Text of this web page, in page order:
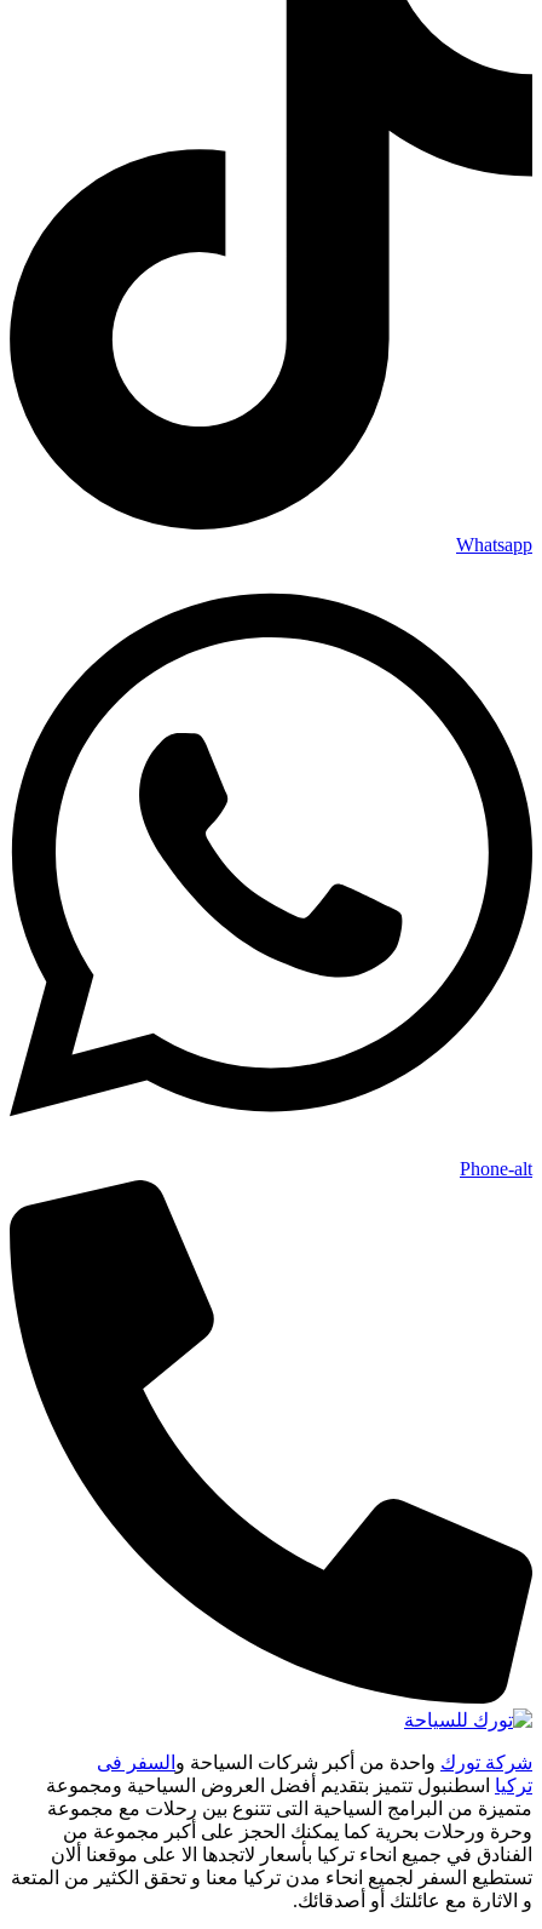
Whatsapp
Phone-alt
شركة تورك واحدة من أكبر شركات السياحة و السفر فى
تركيا اسطنبول تتميز بتقديم أفضل العروض السياحية ومجموعة
متميزة من البرامج السياحية التى تتنوع بين رحلات مع مجموعة
وحرة ورحلات بحرية كما يمكنك الحجز على أكبر مجموعة من
الفنادق في جميع انحاء تركيا بأسعار لاتجدها الا على موقعنا ألان
تستطيع السفر لجميع انحاء مدن تركيا معنا و تحقق الكثير من المتعة
و الاثارة مع عائلتك أو أصدقائك.